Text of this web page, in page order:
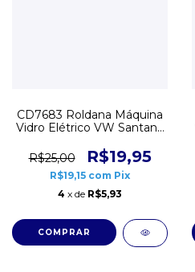
CD7683 Roldana Máquina
Vidro Elétrico VW Santana
R$25,00
R$19,95
R$19,15 com Pix
4 x de R$5,93